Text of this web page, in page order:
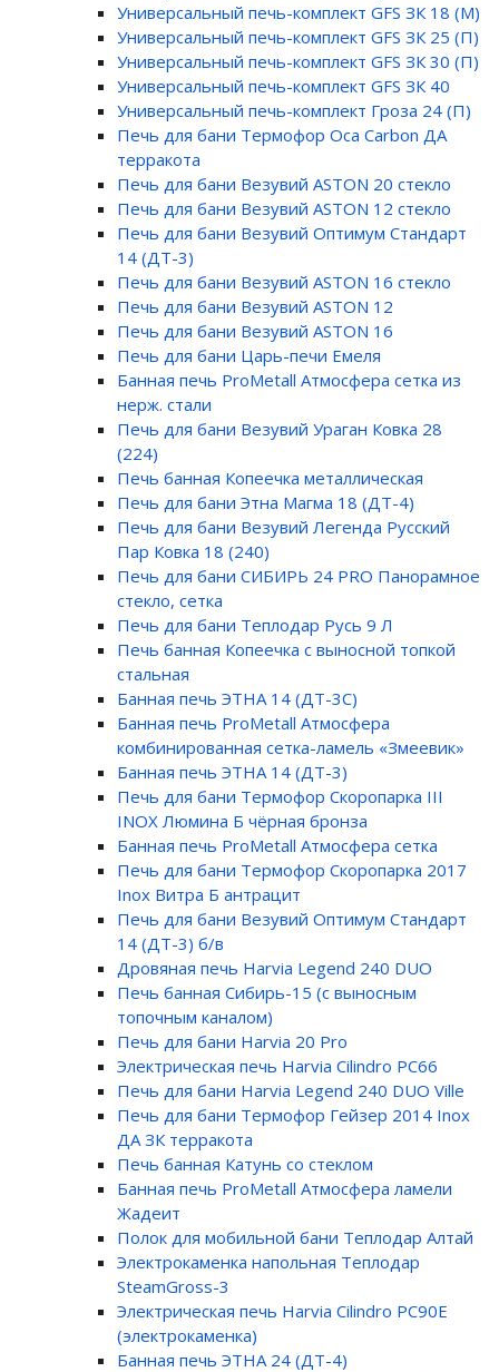
Универсальный печь-комплект GFS ЗК 18 (М)
Универсальный печь-комплект GFS ЗК 25 (П)
Универсальный печь-комплект GFS ЗК 30 (П)
Универсальный печь-комплект GFS ЗК 40
Универсальный печь-комплект Гроза 24 (П)
Печь для бани Термофор Оса Carbon ДА
терракота
Печь для бани Везувий ASTON 20 стекло
Печь для бани Везувий ASTON 12 стекло
Печь для бани Везувий Оптимум Стандарт
14 (ДТ-3)
Печь для бани Везувий ASTON 16 стекло
Печь для бани Везувий ASTON 12
Печь для бани Везувий ASTON 16
Печь для бани Царь-печи Емеля
Банная печь ProMetall Атмосфера сетка из
нерж. стали
Печь для бани Везувий Ураган Ковка 28
(224)
Печь банная Копеечка металлическая
Печь для бани Этна Магма 18 (ДТ-4)
Печь для бани Везувий Легенда Русский
Пар Ковка 18 (240)
Печь для бани СИБИРЬ 24 PRO Панорамное
стекло, сетка
Печь для бани Теплодар Русь 9 Л
Печь банная Копеечка с выносной топкой
стальная
Банная печь ЭТНА 14 (ДТ-3С)
Банная печь ProMetall Атмосфера
комбинированная сетка-ламель «Змеевик»
Банная печь ЭТНА 14 (ДТ-3)
Печь для бани Термофор Скоропарка III
INOX Люмина Б чёрная бронза
Банная печь ProMetall Атмосфера сетка
Печь для бани Термофор Скоропарка 2017
Inox Витра Б антрацит
Печь для бани Везувий Оптимум Стандарт
14 (ДТ-3) б/в
Дровяная печь Harvia Legend 240 DUO
Печь банная Сибирь-15 (с выносным
топочным каналом)
Печь для бани Harvia 20 Pro
Электрическая печь Harvia Cilindro PC66
Печь для бани Harvia Legend 240 DUO Ville
Печь для бани Термофор Гейзер 2014 Inox
ДА ЗК терракота
Печь банная Катунь со стеклом
Банная печь ProMetall Атмосфера ламели
Жадеит
Полок для мобильной бани Теплодар Алтай
Электрокаменка напольная Теплодар
SteamGross-3
Электрическая печь Harvia Cilindro PC90E
(электрокаменка)
Банная печь ЭТНА 24 (ДТ-4)